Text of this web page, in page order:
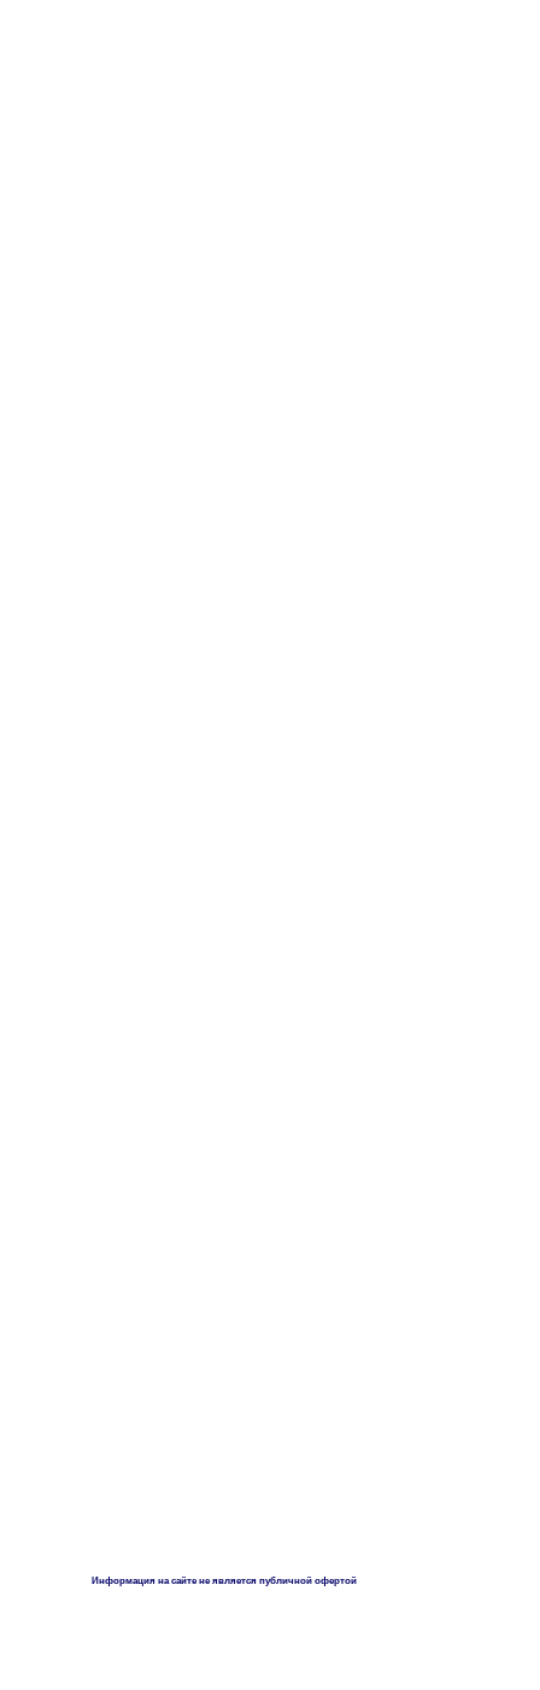
Информация на сайте не является публичной офертой